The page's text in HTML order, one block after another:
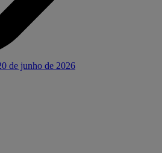
de junho de 2026